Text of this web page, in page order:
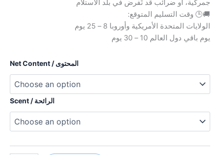
جمركية، أو ضرائب قد تُفرض في بلد الاستلام
🚚🕒 وقت التسليم المتوقع:
الولايات المتحدة الأمريكية وأوروبا 8 – 25 يوم
يوم باقي دول العالم 10 – 30 يوم
Net Content / المحتوى
Scent / الرائحة